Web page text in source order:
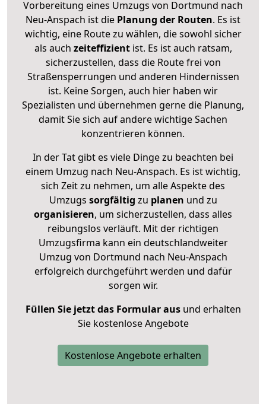
Vorbereitung eines Umzugs von Dortmund nach
Neu-Anspach ist die Planung der Routen. Es ist
wichtig, eine Route zu wählen, die sowohl sicher
als auch zeiteffizientist. Es ist auch ratsam,
sicherzustellen, dass die Route frei von
Straßensperrungen und anderen Hindernissen
ist. Keine Sorgen, auch hier haben wir
Spezialisten und übernehmen gerne die Planung,
damit Sie sich auf andere wichtige Sachen
konzentrieren können.
In der Tat gibt es viele Dinge zu beachten bei
einem Umzug nach Neu-Anspach. Es ist wichtig,
sich Zeit zu nehmen, um alle Aspekte des
Umzugs sorgfältig zu planen und zu
organisieren, um sicherzustellen, dass alles
reibungslos verläuft. Mit der richtigen
Umzugsfirma kann ein deutschlandweiter
Umzug von Dortmund nach Neu-Anspach
erfolgreich durchgeführt werden und dafür
sorgen wir.
Füllen Sie jetzt das Formular ausund erhalten
Sie kostenlose Angebote
Kostenlose Angebote erhalten